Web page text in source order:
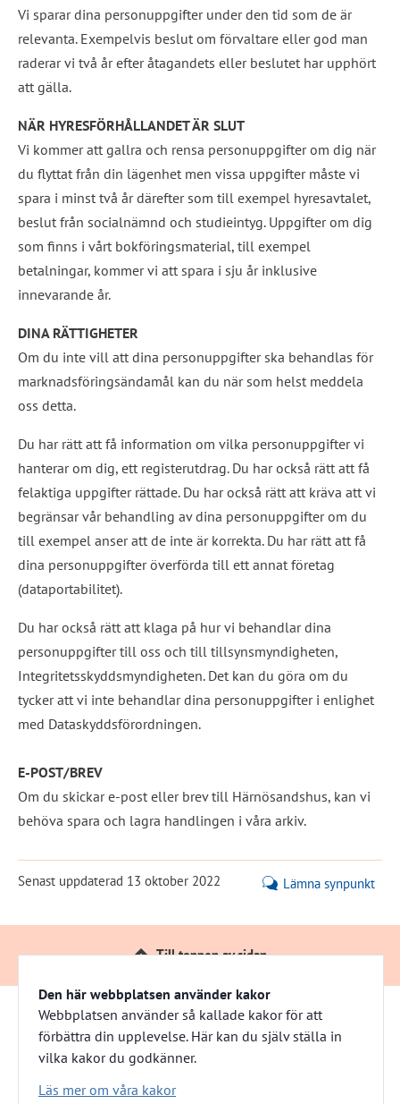
Den här webbplatsen använder kakor
Webbplatsen använder så kallade kakor för att
förbättra din upplevelse. Här kan du själv ställa in
vilka kakor du godkänner.
Läs mer om våra kakor
Vi sparar dina personuppgifter under den tid som de är
relevanta. Exempelvis beslut om förvaltare eller god man
raderar vi två år efter åtagandets eller beslutet har upphört
att gälla.
NÄR HYRESFÖRHÅLLANDET ÄR SLUT
Vi kommer att gallra och rensa personuppgifter om dig när
du flyttat från din lägenhet men vissa uppgifter måste vi
spara i minst två år därefter som till exempel hyresavtalet,
beslut från socialnämnd och studieintyg. Uppgifter om dig
som finns i vårt bokföringsmaterial, till exempel
betalningar, kommer vi att spara i sju år inklusive
innevarande år.
DINA RÄTTIGHETER
Om du inte vill att dina personuppgifter ska behandlas för
marknadsföringsändamål kan du när som helst meddela
oss detta.
Du har rätt att få information om vilka personuppgifter vi
hanterar om dig, ett registerutdrag. Du har också rätt att få
felaktiga uppgifter rättade. Du har också rätt att kräva att vi
begränsar vår behandling av dina personuppgifter om du
till exempel anser att de inte är korrekta. Du har rätt att få
dina personuppgifter överförda till ett annat företag
(dataportabilitet).
Du har också rätt att klaga på hur vi behandlar dina
personuppgifter till oss och till tillsynsmyndigheten,
Integritetsskyddsmyndigheten. Det kan du göra om du
tycker att vi inte behandlar dina personuppgifter i enlighet
med Dataskyddsförordningen.
E-POST/BREV
Om du skickar e-post eller brev till Härnösandshus, kan vi
behöva spara och lagra handlingen i våra arkiv.
Senast uppdaterad 13 oktober 2022 Lämna synpunkt
Till toppen av sidan
Härnösandshus